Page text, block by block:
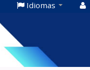
Idiomas